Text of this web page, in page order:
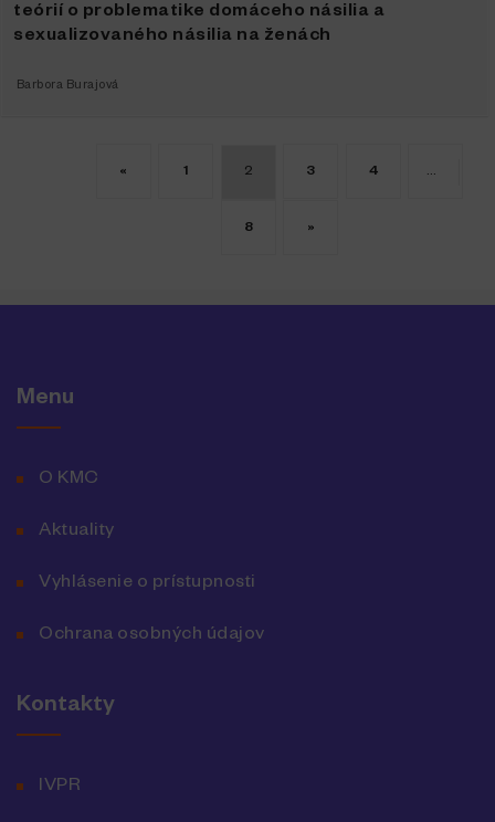
teórií o problematike domáceho násilia a
sexualizovaného násilia na ženách
Barbora Burajová
« 1 2 3 4 …
8 »
Menu
O KMC
Aktuality
Vyhlásenie o prístupnosti
Ochrana osobných údajov
Kontakty
IVPR